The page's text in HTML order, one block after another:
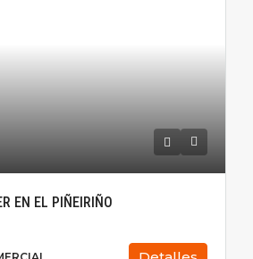
EN EL PIÑEIRIÑO